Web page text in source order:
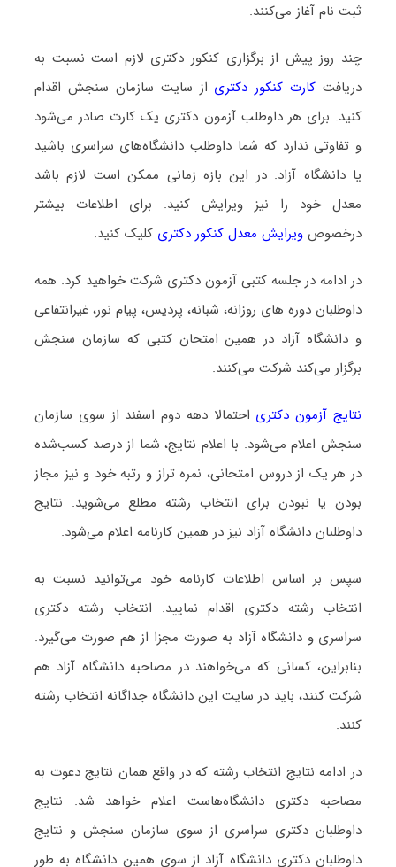
ثبت نام آغاز می‌کنند.
چند روز پیش از برگزاری کنکور دکتری لازم است نسبت به
دریافت کارت کنکور دکتری از سایت سازمان سنجش اقدام
کنید. برای هر داوطلب آزمون دکتری یک کارت صادر می‌شود
و تفاوتی ندارد که شما داوطلب دانشگاه‌های سراسری باشید
یا دانشگاه آزاد. در این بازه زمانی ممکن است لازم باشد
معدل خود را نیز ویرایش کنید. برای اطلاعات بیشتر
درخصوص ویرایش معدل کنکور دکتری کلیک کنید.
در ادامه در جلسه کتبی آزمون دکتری شرکت خواهید کرد. همه
داوطلبان دوره های روزانه، شبانه، پردیس، پیام نور، غیرانتفاعی
و دانشگاه آزاد در همین امتحان کتبی که سازمان سنجش
برگزار می‌کند شرکت می‌کنند.
نتایج آزمون دکتری احتمالا دهه دوم اسفند از سوی سازمان
سنجش اعلام می‌شود. با اعلام نتایج، شما از درصد کسب‌شده
در هر یک از دروس امتحانی، نمره تراز و رتبه خود و نیز مجاز
بودن یا نبودن برای انتخاب رشته مطلع می‌شوید. نتایج
داوطلبان دانشگاه آزاد نیز در همین کارنامه اعلام می‌شود.
سپس بر اساس اطلاعات کارنامه خود می‌توانید نسبت به
انتخاب رشته دکتری اقدام نمایید. انتخاب رشته دکتری
سراسری و دانشگاه آزاد به صورت مجزا از هم صورت می‌گیرد.
بنابراین، کسانی که می‌خواهند در مصاحبه دانشگاه آزاد هم
شرکت کنند، باید در سایت این دانشگاه جداگانه انتخاب رشته
کنند.
در ادامه نتایج انتخاب رشته که در واقع همان نتایج دعوت به
مصاحبه دکتری دانشگاه‌هاست اعلام خواهد شد. نتایج
داوطلبان دکتری سراسری از سوی سازمان سنجش و نتایج
داوطلبان دکتری دانشگاه آزاد از سوی همین دانشگاه به طور